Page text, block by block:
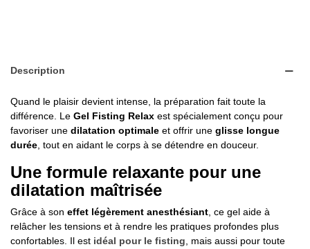
Description
Quand le plaisir devient intense, la préparation fait toute la
différence. Le Gel Fisting Relax est spécialement conçu pour
favoriser une dilatation optimale et offrir une glisse longue
durée , tout en aidant le corps à se détendre en douceur.
Une formule relaxante pour une
dilatation maîtrisée
Grâce à son effet légèrement anesthésiant , ce gel aide à
relâcher les tensions et à rendre les pratiques profondes plus
confortables. Il est idéal pour le fisting , mais aussi pour toute